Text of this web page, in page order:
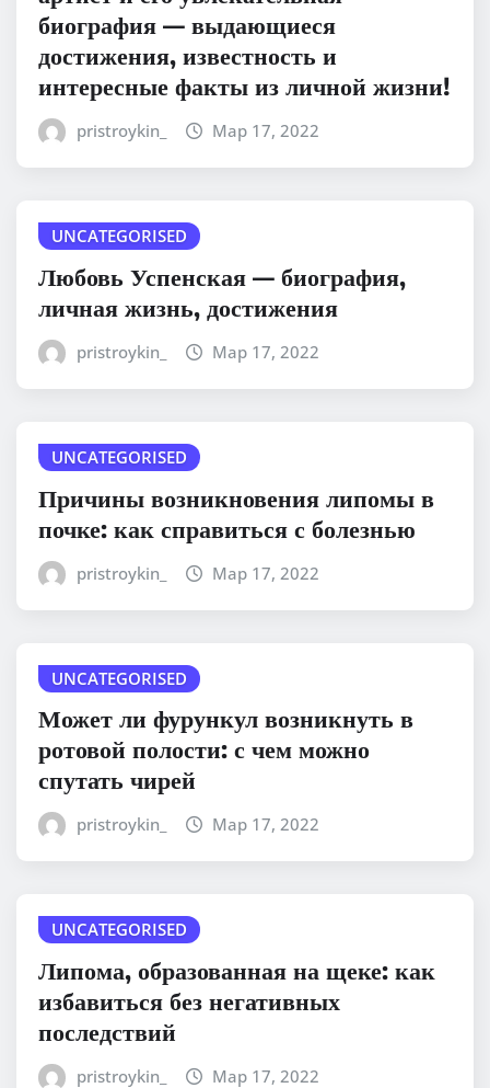
биография — выдающиеся
достижения, известность и
интересные факты из личной жизни!
pristroykin_ Мар 17, 2022
UNCATEGORISED
Любовь Успенская — биография,
личная жизнь, достижения
pristroykin_ Мар 17, 2022
UNCATEGORISED
Причины возникновения липомы в
почке: как справиться с болезнью
pristroykin_ Мар 17, 2022
UNCATEGORISED
Может ли фурункул возникнуть в
ротовой полости: с чем можно
спутать чирей
pristroykin_ Мар 17, 2022
UNCATEGORISED
Липома, образованная на щеке: как
избавиться без негативных
последствий
pristroykin_ Мар 17, 2022